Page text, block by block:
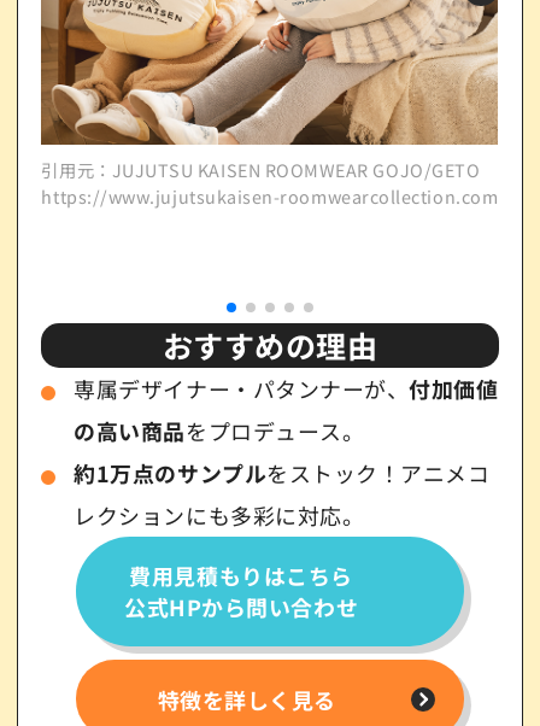
引用元：JUJUTSU KAISEN ROOMWEAR GOJO/GETO
https://www.jujutsukaisen-roomwearcollection.com/
おすすめの理由
専属デザイナー・パタンナーが、付加価値
の高い商品をプロデュース。
約1万点のサンプルをストック！アニメコ
レクションにも多彩に対応。
費用見積もりはこちら
公式HPから問い合わせ
特徴を詳しく見る